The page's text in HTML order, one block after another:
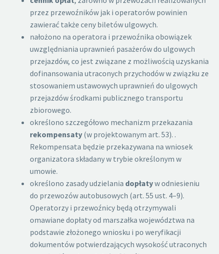
przez przewoźników jak i operatorów powinien
zawierać także ceny biletów ulgowych.
nałożono na operatora i przewoźnika obowiązek
uwzględniania uprawnień pasażerów do ulgowych
przejazdów, co jest związane z możliwością uzyskania
dofinansowania utraconych przychodów w związku ze
stosowaniem ustawowych uprawnień do ulgowych
przejazdów środkami publicznego transportu
zbiorowego.
określono szczegółowo mechanizm przekazania
rekompensaty (w projektowanym art. 53). .
Rekompensata będzie przekazywana na wniosek
organizatora składany w trybie określonym w
umowie.
określono zasady udzielania dopłatyw odniesieniu
do przewozów autobusowych (art. 55 ust. 4–9).
Operatorzy i przewoźnicy będą otrzymywali
omawiane dopłaty od marszałka województwa na
podstawie złożonego wniosku i po weryfikacji
dokumentów potwierdzających wysokość utraconych